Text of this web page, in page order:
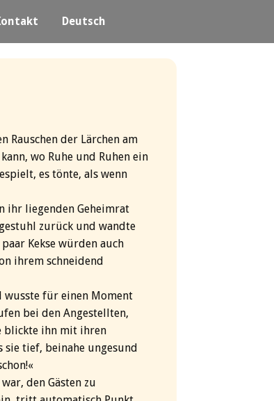
Deutsch
Rauschen der Lärchen am
wo Ruhe und Ruhen ein
es tönte, als wenn
ihr liegenden Geheimrat
zurück und wandte
Kekse würden auch
ihrem schneidend
wusste für einen Moment
bei den Angestellten,
blickte ihn mit ihren
sie tief, beinahe ungesund
den Gästen zu